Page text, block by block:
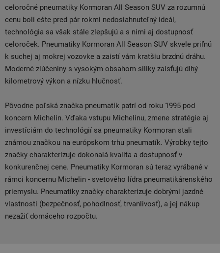
celoročné pneumatiky Kormoran All Season SUV za rozumnú
cenu boli ešte pred pár rokmi nedosiahnuteľný ideál,
technológia sa však stále zlepšujú a s nimi aj dostupnosť
celoroček. Pneumatiky Kormoran All Season SUV skvele priľnú
k suchej aj mokrej vozovke a zaistí vám kratšiu brzdnú dráhu.
Moderné zlúčeniny s vysokým obsahom siliky zaisťujú dlhý
kilometrový výkon a nízku hlučnosť.
Pôvodne poľská značka pneumatík patrí od roku 1995 pod
koncern Michelin. Vďaka vstupu Michelinu, zmene stratégie aj
investíciám do technológií sa pneumatiky Kormoran stali
známou značkou na európskom trhu pneumatík. Výrobky tejto
značky charakterizuje dokonalá kvalita a dostupnosť v
konkurenčnej cene. Pneumatiky Kormoran sú teraz vyrábané v
rámci koncernu Michelin - svetového lídra pneumatikárenského
priemyslu. Pneumatiky značky charakterizuje dobrými jazdné
vlastnosti (bezpečnosť, pohodlnosť, trvanlivosť), a jej nákup
nezažiť domáceho rozpočtu.